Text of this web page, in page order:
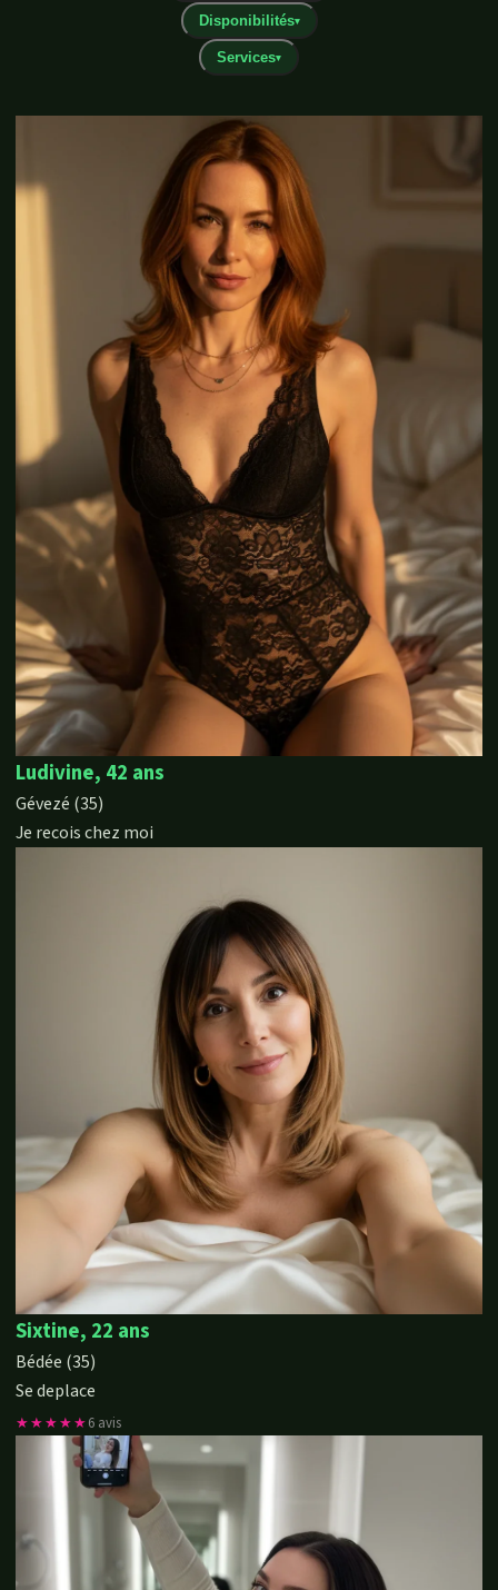
Disponibilités▾
Services▾
Ludivine, 42 ans
Gévezé (35)
Je recois chez moi
Sixtine, 22 ans
Bédée (35)
Se deplace
★★★★★6 avis